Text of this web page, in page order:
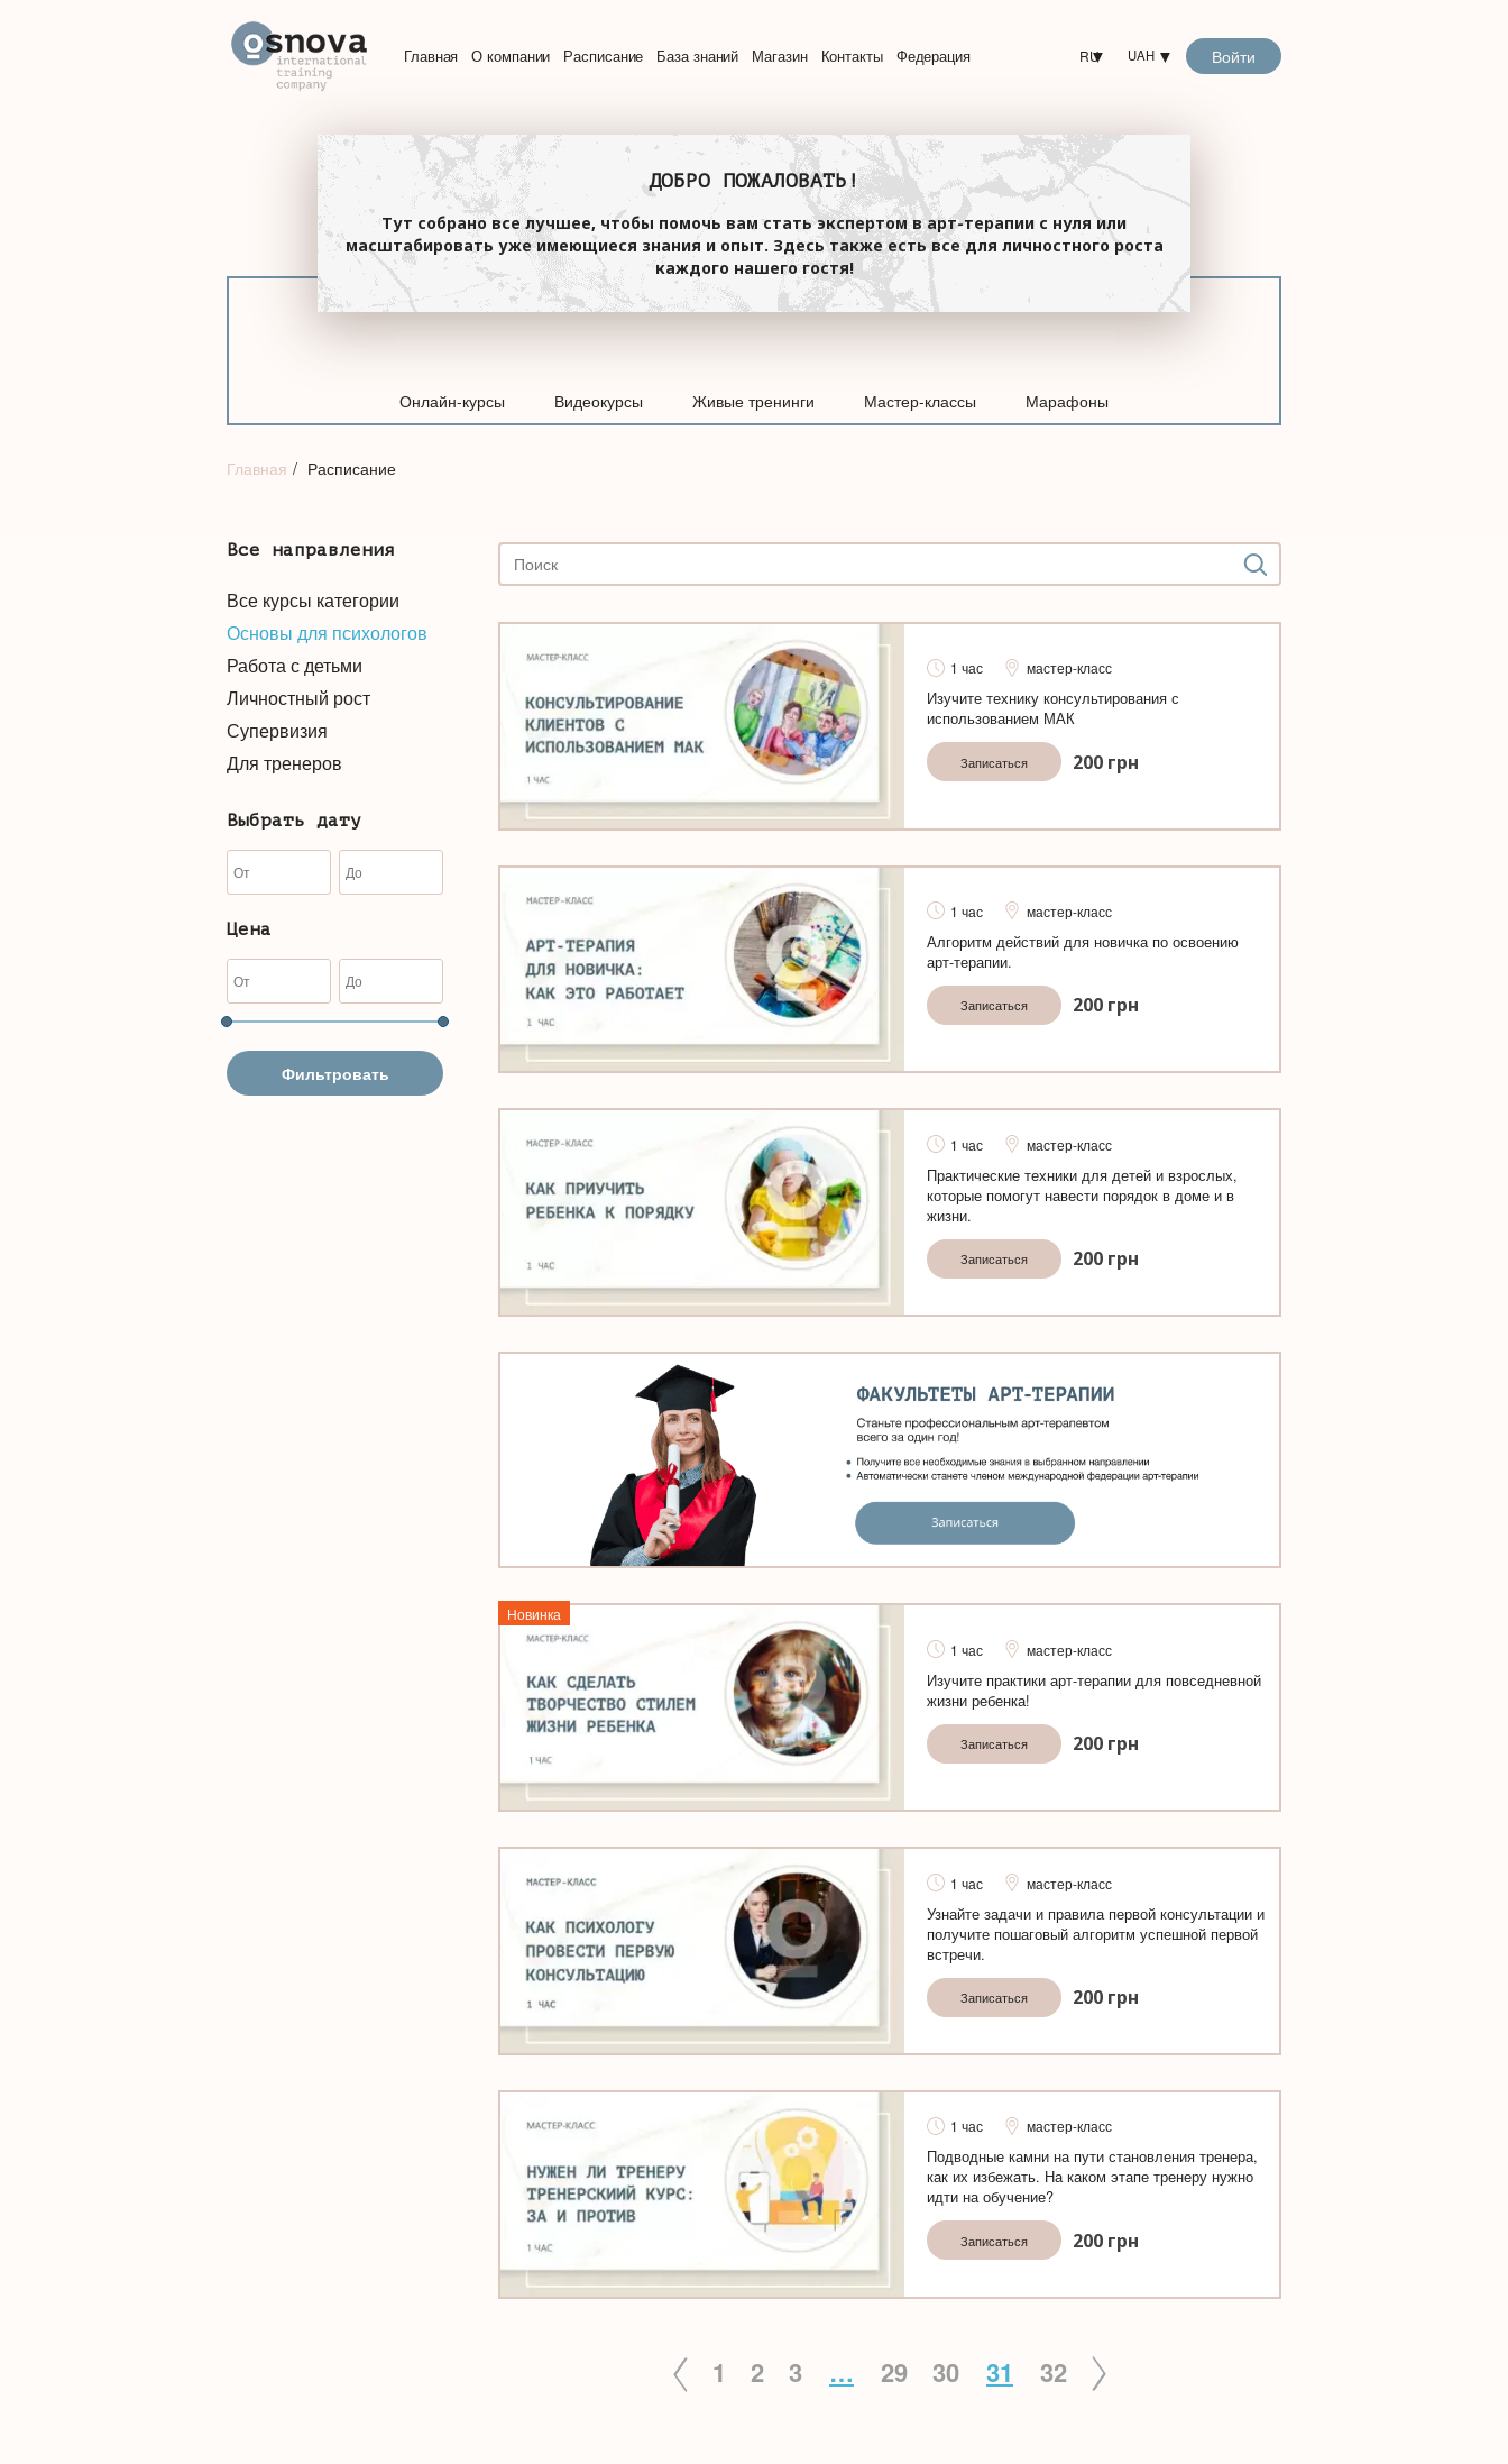
Главная О компании Расписание База знаний Магазин Контакты Федерация RU UAH Войти
ДОБРО ПОЖАЛОВАТЬ!
Тут собрано все лучшее, чтобы помочь вам стать экспертом в арт-терапии с нуля или
масштабировать уже имеющиеся знания и опыт. Здесь также есть все для личностного роста
каждого нашего гостя!
Онлайн-курсы Видеокурсы Живые тренинги Мастер-классы Марафоны
Главная Расписание
Все направления
Все курсы категории
Основы для психологов
Работа с детьми
Личностный рост
Супервизия
Для тренеров
Выбрать дату
Цена
1 час мастер-класс
Изучите технику консультирования с
использованием МАК
Записаться 200 грн
1 час мастер-класс
Алгоритм действий для новичка по освоению
арт-терапии.
Записаться 200 грн
1 час мастер-класс
Практические техники для детей и взрослых,
которые помогут навести порядок в доме и в
жизни.
Записаться 200 грн
Новинка
1 час
мастер-класс
Изучите практики арт-терапии для повседневной
жизни ребенка!
Записаться 200 грн
1 час мастер-класс
Узнайте задачи и правила первой консультации и
получите пошаговый алгоритм успешной первой
встречи.
Записаться 200 грн
1 час мастер-класс
Подводные камни на пути становления тренера,
как их избежать. На каком этапе тренеру нужно
идти на обучение?
Записаться 200 грн
1 2 3 … 29 30 31 32